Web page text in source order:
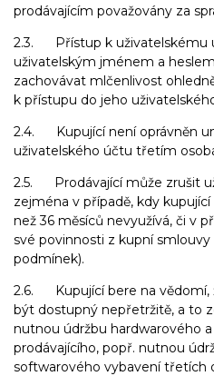
prodávajícím považovány za
2.3. Přístup k uživatelskému
uživatelským jménem a
zachovávat mlčenlivost
k přístupu do jeho
2.4. Kupující není oprávněn
uživatelského účtu třetím
2.5. Prodávající může zrušit
zejména v případě, kdy
než 36 měsíců nevyužívá, či v
své povinnosti z kupní
podmínek).
2.6. Kupující bere na vědomí,
být dostupný nepřetržitě, a to
nutnou údržbu hardwarového
prodávajícího, popř. nutnou
softwarového vybavení třetích